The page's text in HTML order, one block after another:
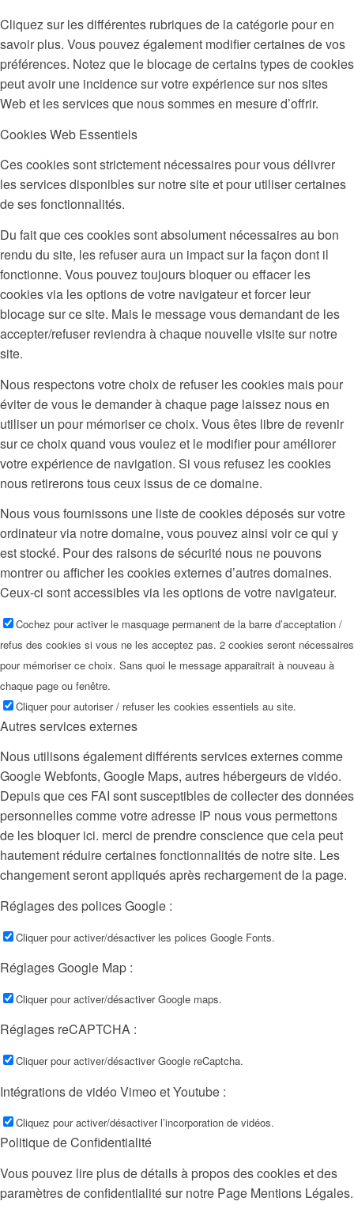
Cliquez sur les différentes rubriques de la catégorie pour en
savoir plus. Vous pouvez également modifier certaines de vos
préférences. Notez que le blocage de certains types de cookies
peut avoir une incidence sur votre expérience sur nos sites
Web et les services que nous sommes en mesure d’offrir.
Cookies Web Essentiels
Ces cookies sont strictement nécessaires pour vous délivrer
les services disponibles sur notre site et pour utiliser certaines
de ses fonctionnalités.
Du fait que ces cookies sont absolument nécessaires au bon
rendu du site, les refuser aura un impact sur la façon dont il
fonctionne. Vous pouvez toujours bloquer ou effacer les
cookies via les options de votre navigateur et forcer leur
blocage sur ce site. Mais le message vous demandant de les
accepter/refuser reviendra à chaque nouvelle visite sur notre
site.
Nous respectons votre choix de refuser les cookies mais pour
éviter de vous le demander à chaque page laissez nous en
utiliser un pour mémoriser ce choix. Vous êtes libre de revenir
sur ce choix quand vous voulez et le modifier pour améliorer
votre expérience de navigation. Si vous refusez les cookies
nous retirerons tous ceux issus de ce domaine.
Nous vous fournissons une liste de cookies déposés sur votre
ordinateur via notre domaine, vous pouvez ainsi voir ce qui y
est stocké. Pour des raisons de sécurité nous ne pouvons
montrer ou afficher les cookies externes d’autres domaines.
Ceux-ci sont accessibles via les options de votre navigateur.
Cochez pour activer le masquage permanent de la barre d’acceptation /
refus des cookies si vous ne les acceptez pas. 2 cookies seront nécessaires
pour mémoriser ce choix. Sans quoi le message apparaitrait à nouveau à
chaque page ou fenêtre.
Cliquer pour autoriser / refuser les cookies essentiels au site.
Autres services externes
Nous utilisons également différents services externes comme
Google Webfonts, Google Maps, autres hébergeurs de vidéo.
Depuis que ces FAI sont susceptibles de collecter des données
personnelles comme votre adresse IP nous vous permettons
de les bloquer ici. merci de prendre conscience que cela peut
hautement réduire certaines fonctionnalités de notre site. Les
changement seront appliqués après rechargement de la page.
Réglages des polices Google :
Cliquer pour activer/désactiver les polices Google Fonts.
Réglages Google Map :
Cliquer pour activer/désactiver Google maps.
Réglages reCAPTCHA :
Cliquer pour activer/désactiver Google reCaptcha.
Intégrations de vidéo Vimeo et Youtube :
Cliquez pour activer/désactiver l’incorporation de vidéos.
Politique de Confidentialité
Vous pouvez lire plus de détails à propos des cookies et des
paramètres de confidentialité sur notre Page Mentions Légales.